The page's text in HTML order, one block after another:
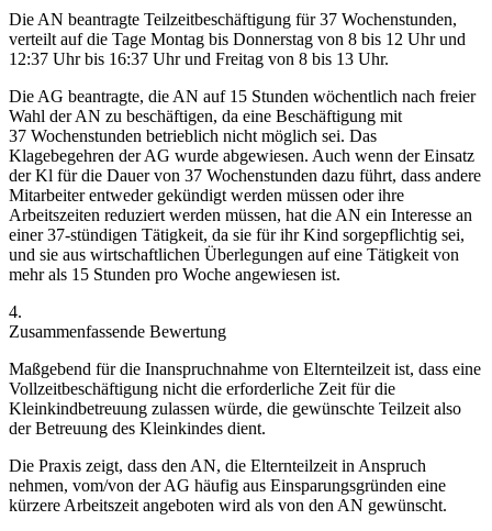
Die AN beantragte Teilzeitbeschäftigung für 37 Wochenstunden,
verteilt auf die Tage Montag bis Donnerstag von 8 bis 12 Uhr und
12:37 Uhr bis 16:37 Uhr und Freitag von 8 bis 13 Uhr.
Die AG beantragte, die AN auf 15 Stunden wöchentlich nach freier
Wahl der AN zu beschäftigen, da eine Beschäftigung mit
37 Wochenstunden betrieblich nicht möglich sei. Das
Klagebegehren der AG wurde abgewiesen. Auch wenn der Einsatz
der Kl für die Dauer von 37 Wochenstunden dazu führt, dass andere
Mitarbeiter entweder gekündigt werden müssen oder ihre
Arbeitszeiten reduziert werden müssen, hat die AN ein Interesse an
einer 37-stündigen Tätigkeit, da sie für ihr Kind sorgepflichtig sei,
und sie aus wirtschaftlichen Überlegungen auf eine Tätigkeit von
mehr als 15 Stunden pro Woche angewiesen ist.
4.
Zusammenfassende Bewertung
Maßgebend für die Inanspruchnahme von Elternteilzeit ist, dass eine
Vollzeitbeschäftigung nicht die erforderliche Zeit für die
Kleinkindbetreuung zulassen würde, die gewünschte Teilzeit also
der Betreuung des Kleinkindes dient.
Die Praxis zeigt, dass den AN, die Elternteilzeit in Anspruch
nehmen, vom/von der AG häufig aus Einsparungsgründen eine
kürzere Arbeitszeit angeboten wird als von den AN gewünscht.